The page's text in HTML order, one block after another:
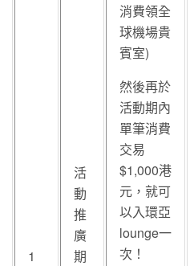
1
活
動
推
廣
期
消費領全
球機場貴
賓室)
然後再於
活動期內
單筆消費
交易
$1,000港
元，就可
以入環亞
lounge一
次！